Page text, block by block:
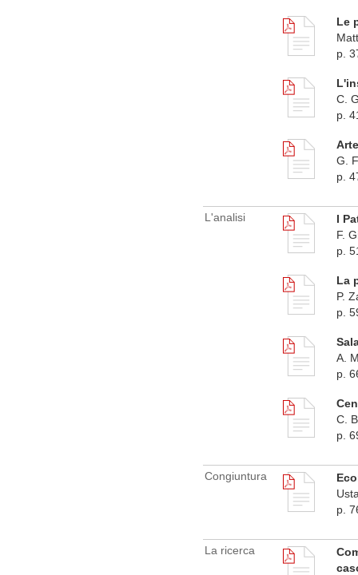
Le
p.
C.
p.
G.
p.
L'analisi
I
F.
p.
La
P.
p.
A.
p.
C.
p.
Congiuntura
p.
La ricerca